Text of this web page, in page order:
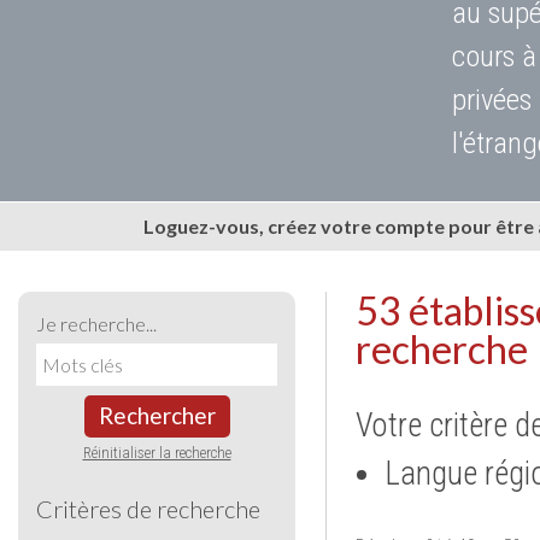
au
cours
Loguez-vous, créez votre compte pour
Je recherche...
Rechercher
Réinitialiser la recherche
Critères de recherche
53
recherche
Votre critère
Langue